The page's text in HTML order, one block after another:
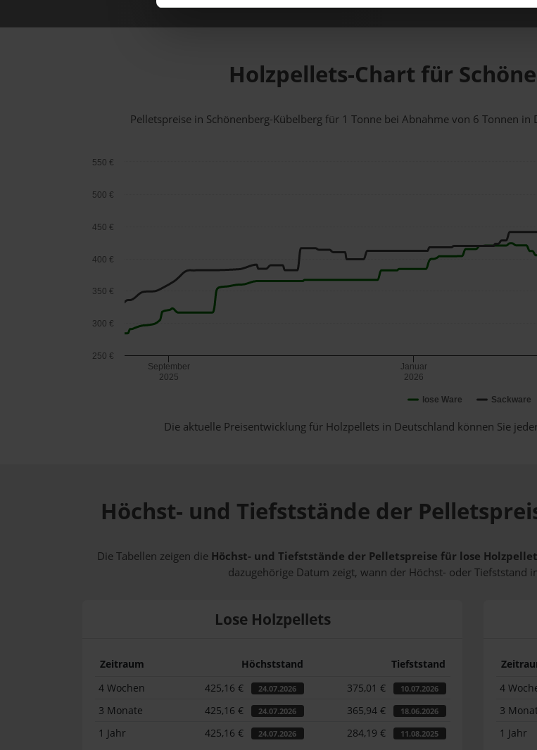
Holzpellets-Chart für
Pelletspreise in Schönenberg-Kübelberg für 1 Tonne bei Abnahmevon 6 Tonnen in
lose Ware Sackware
September
2025
Januar
2026
250 €
300 €
350 €
400 €
450 €
500 €
550 €
Die aktuelle Preisentwicklung für Holzpellets in Deutschland können Sie
Höchst- und Tiefststände der
Die Tabellen zeigen die Höchst- und Tiefststände der Pelletspreise für lose
dazugehörige Datum zeigt, wann der Höchst- oder Tiefststand
Lose Holzpellets
Zeitraum Höchststand
Tiefststand
4 Wochen
425,16 € 24.07.2026 375,01 € 10.07.2026
3 Monate 425,16 € 24.07.2026 365,94 € 18.06.2026
1 Jahr 425,16 € 24.07.2026 284,19 € 11.08.2025
4
3
1 Jahr